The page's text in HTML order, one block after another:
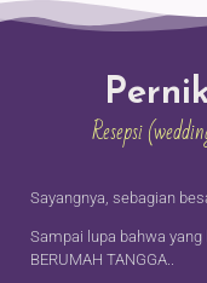
Resepsi
Sayangnya, sebagian
Sampai lupa bahwa yang
BERUMAH TANGGA..